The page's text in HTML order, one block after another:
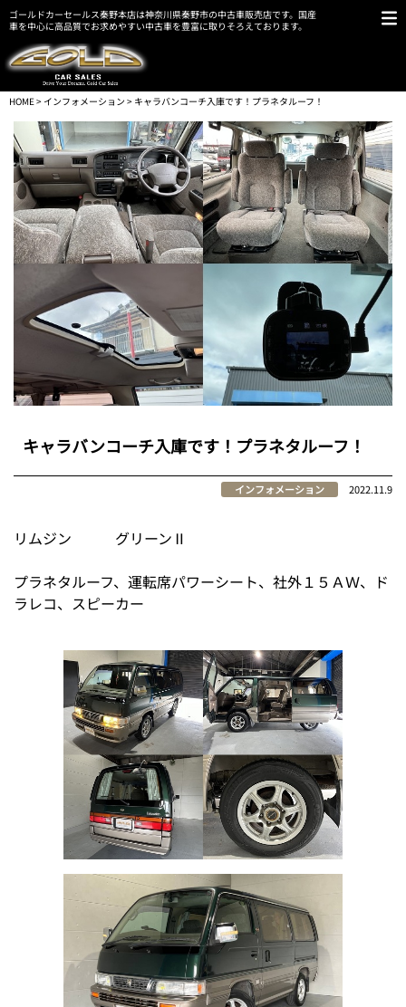
ゴールドカーセールス秦野本店は神奈川県秦野市の中古車販売店です。国産
車を中心に高品質でお求めやすい中古車を豊富に取りそろえております。
HOME> インフォメーション > キャラバンコーチ入庫です！プラネタルーフ！
キャラバンコーチ入庫です！プラネタルーフ！
インフォメーション 2022.11.9
リムジン グリーンⅡ
プラネタルーフ、運転席パワーシート、社外１５ＡＷ、ド
ラレコ、スピーカー